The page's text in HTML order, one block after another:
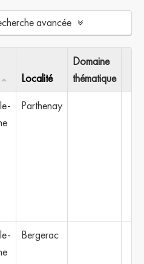
avancée
Localité
Domaine
thématique
Parthenay
Bergerac